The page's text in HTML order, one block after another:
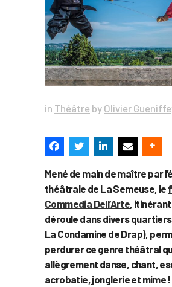
in Théâtre by Olivier
Mené de main de maître par
théâtrale de La Semeuse, le
Commedia Dell’Arte ,
déroule dans divers
La Condamine de Drap),
perdurer ce genre théâtral
allègrement danse, chant,
acrobatie, jonglerie et mime !